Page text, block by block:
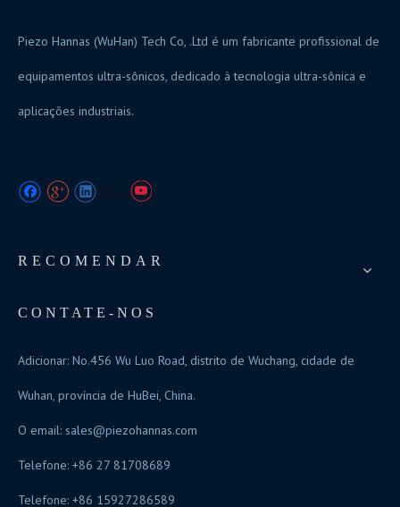
Piezo Hannas (WuHan) Tech Co, .Ltd é um fabricante profissional de
equipamentos ultra-sônicos, dedicado à tecnologia ultra-sônica e
aplicações industriais.
RECOMENDAR
CONTATE-NOS
Adicionar: No.456 Wu Luo Road, distrito de Wuchang, cidade de
Wuhan, província de HuBei, China.
O email: sales@piezohannas.com
Telefone: +86 27 81708689
Telefone: +86 15927286589